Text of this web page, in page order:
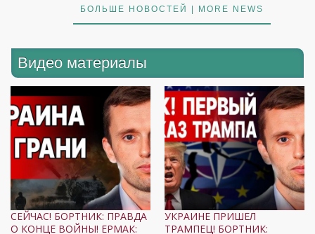
БОЛЬШЕ НОВОСТЕЙ | MORE NEWS
Видео материалы
СЕЙЧАС! БОРТНИК: ПРАВДА
О КОНЦЕ ВОЙНЫ! ЕРМАК:
УКРАИНЕ ПРИШЕЛ
ТРАМПЕЦ! БОРТНИК: